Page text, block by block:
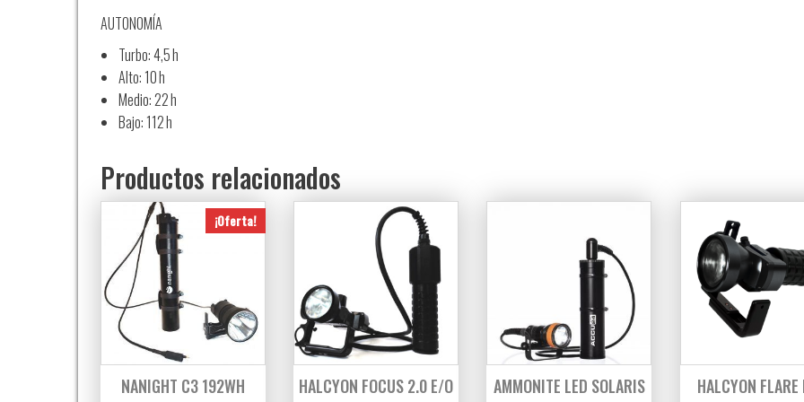
AUTONOMÍA
Turbo: 4,5 h
Alto: 10 h
Medio: 22 h
Bajo: 112 h
Productos relacionados
¡Oferta!
NANIGHT C3 192WH
HALCYON FOCUS 2.0 E/O
AMMONITE LED SOLARIS
HALCYON FLARE